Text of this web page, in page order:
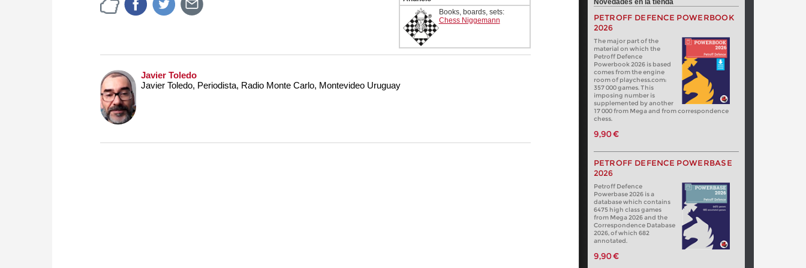
Books, boards, sets:
Chess Niggemann
Javier Toledo
Javier Toledo, Periodista, Radio Monte Carlo, Montevideo Uruguay
Novedades en la tienda
PETROFF DEFENCE POWERBOOK
2026
The major part of the
material on which the
Petroff Defence
Powerbook 2026 is based
comes from the engine
room of playchess.com:
357 000 games. This
imposing number is
supplemented by another
17 000 from Mega and from correspondence
chess.
9,90 €
PETROFF DEFENCE POWERBASE
2026
Petroff Defence
Powerbase 2026 is a
database which contains
6475 high class games
from Mega 2026 and the
Correspondence Database
2026, of which 682
annotated.
9,90 €